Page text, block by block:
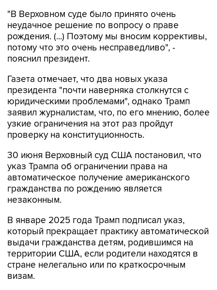
"В Верховном суде было принято очень
неудачное решение по вопросу о праве
рождения. (...) Поэтому мы вносим коррективы,
потому что это очень несправедливо", -
пояснил президент.
Газета отмечает, что два новых указа
президента "почти наверняка столкнутся с
юридическими проблемами", однако Трамп
заявил журналистам, что, по его мнению, более
узкие ограничения на этот раз пройдут
проверку на конституционность.
30 июня Верховный суд США постановил, что
указ Трампа об ограничении права на
автоматическое получение американского
гражданства по рождению является
незаконным.
В январе 2025 года Трамп подписал указ,
который прекращает практику автоматической
выдачи гражданства детям, родившимся на
территории США, если родители находятся в
стране нелегально или по краткосрочным
визам.